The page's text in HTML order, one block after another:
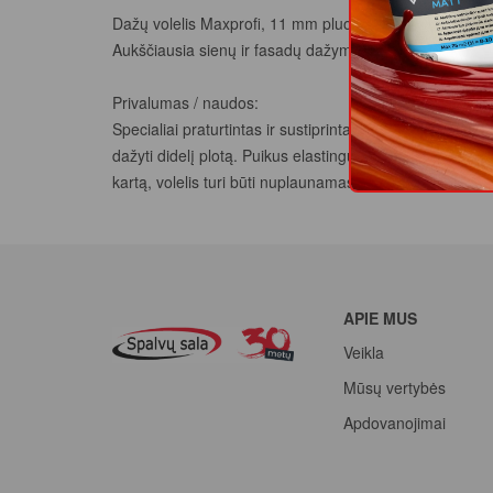
Dažų volelis Maxprofi, 11 mm pluošto aukštis,
Aukščiausia sienų ir fasadų dažymo klasė.
Privalumas / naudos:
Specialiai praturtintas ir sustiprintas poliamido
dažyti didelį plotą. Puikus elastingumas užtikrina
kartą, volelis turi būti nuplaunamas muiluotu
APIE MUS
Veikla
Mūsų vertybės
Apdovanojimai